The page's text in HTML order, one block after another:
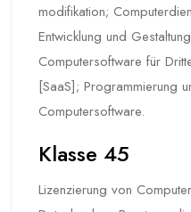
modifikation;
Entwicklung und
Computersoftware für
[SaaS]; Programmierung
Computersoftware.
Klasse 45
Lizenzierung von